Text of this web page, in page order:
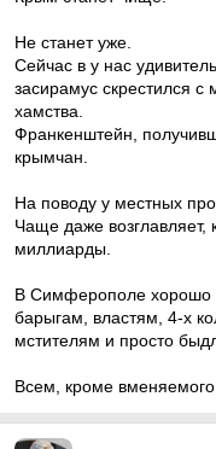
Не станет уже.
Сейчас в у нас
засирамус скрестился
хамства.
Франкенштейн,
крымчан.
На поводу у местных
Чаще даже
миллиарды.
В Симферополе хорошо
барыгам, властям, 4-х
мстителям и просто
Всем, кроме